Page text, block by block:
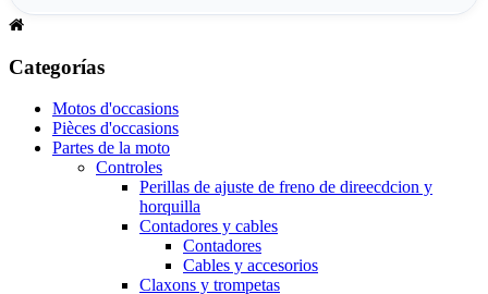
Categorías
Motos d'occasions
Pièces d'occasions
Partes de la moto
Controles
Perillas de ajuste de freno de direecdcion y
horquilla
Contadores y cables
Contadores
Cables y accesorios
Claxons y trompetas